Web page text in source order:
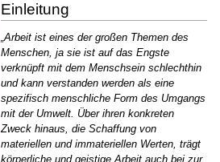
Einleitung
„Arbeit ist eines der großen Themen des
Menschen, ja sie ist auf das Engste
verknüpft mit dem Menschsein schlechthin
und kann verstanden werden als eine
spezifisch menschliche Form des Umgangs
mit der Umwelt. Über ihren konkreten
Zweck hinaus, die Schaffung von
materiellen und immateriellen Werten, trägt
körperliche und geistige Arbeit auch bei zur